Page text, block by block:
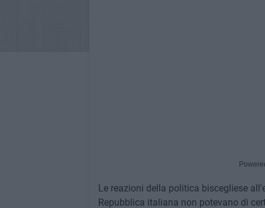
Le reazioni della politica biscegliese
Repubblica italiana non potevano di